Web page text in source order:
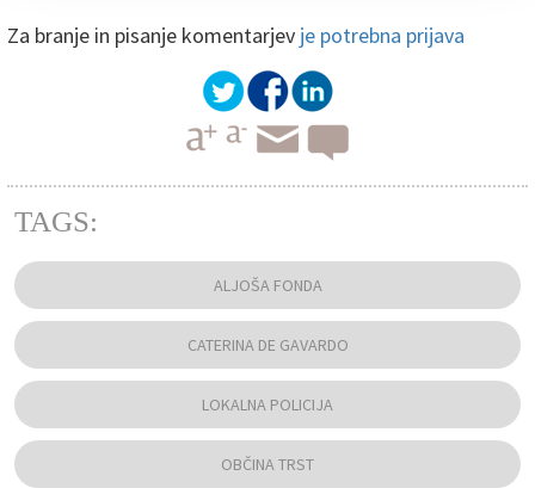
Za branje in pisanje komentarjev je potrebna prijava
TAGS:
ALJOŠA FONDA
CATERINA DE GAVARDO
LOKALNA POLICIJA
OBČINA TRST